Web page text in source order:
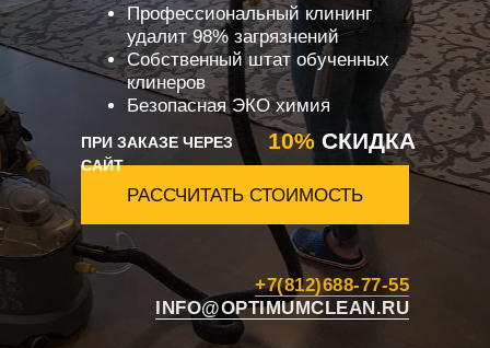
РАССЧИТАТЬ СТОИМОСТЬ
ПРИ ЗАКАЗЕ ЧЕРЕЗ
САЙТ
Профессиональный клининг
удалит 98% загрязнений
Собственный штат обученных
клинеров
Безопасная ЭКО химия
10% СКИДКА
+7(812)688-77-55
INFO@OPTIMUMCLEAN.RU